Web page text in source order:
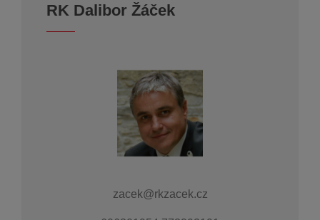
RK Dalibor Žáček
zacek@rkzacek.cz